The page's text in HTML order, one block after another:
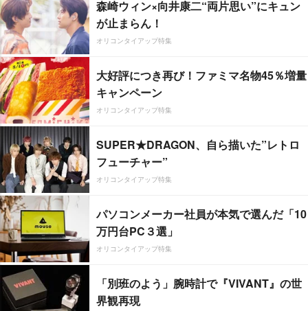
森崎ウィン×向井康二“両片思い”にキュン
が止まらん！
オリコンタイアップ特集
大好評につき再び！ファミマ名物45％増量
キャンペーン
オリコンタイアップ特集
SUPER★DRAGON、自ら描いた”レトロ
フューチャー”
オリコンタイアップ特集
パソコンメーカー社員が本気で選んだ「10
万円台PC３選」
オリコンタイアップ特集
「別班のよう」腕時計で『VIVANT』の世
界観再現